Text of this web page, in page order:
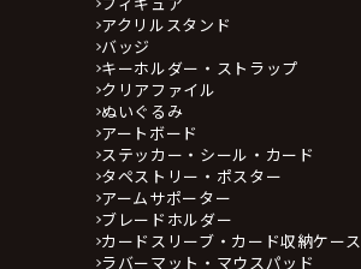
アクリルスタンド
バッジ
キーホルダー・ストラップ
クリアファイル
ぬいぐるみ
アートボード
ステッカー・シール・カード
タペストリー・ポスター
アームサポーター
ブレードホルダー
カードスリーブ・カード収納ケース
ラバーマット・マウスパッド